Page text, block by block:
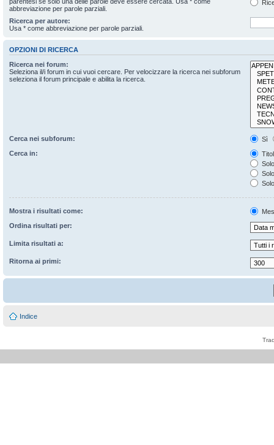
abbreviazione per parole parziali.
Ricerca per autore:
Usa * come abbreviazione per parole parziali.
OPZIONI DI RICERCA
Ricerca nei forum:
Seleziona il/i forum in cui vuoi cercare. Per velocizzare la ricerca nei subforum
seleziona il forum principale e abilita la ricerca.
Cerca nei subforum:
Sì
Cerca in:
Mostra i risultati come:
Ordina risultati per:
Limita risultati a:
Ritorna ai primi:
Indice